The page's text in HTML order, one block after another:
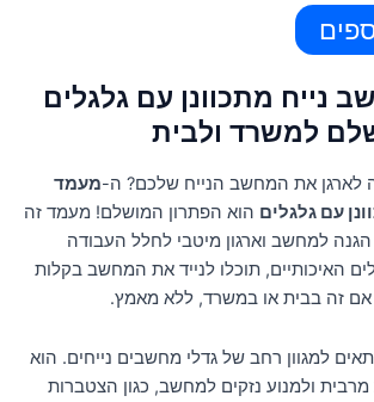
נייח מתכוונן עם גלגלים
למשרד ולבית
לארגן את המחשב הנייח שלכם? ה-מעמד
עם גלגלים הוא הפתרון המושלם! מעמד זה
הגנה למחשב וארגון מיטבי לחלל העבודה
האיכותיים, תוכלו לנייד את המחשב בקלות
אם זה בבית או במשרד, ללא מאמץ.
למגוון רחב של גדלי מחשבים נייחים. הוא
מרבית ולמנוע נזקים למחשב, כגון הצטברות